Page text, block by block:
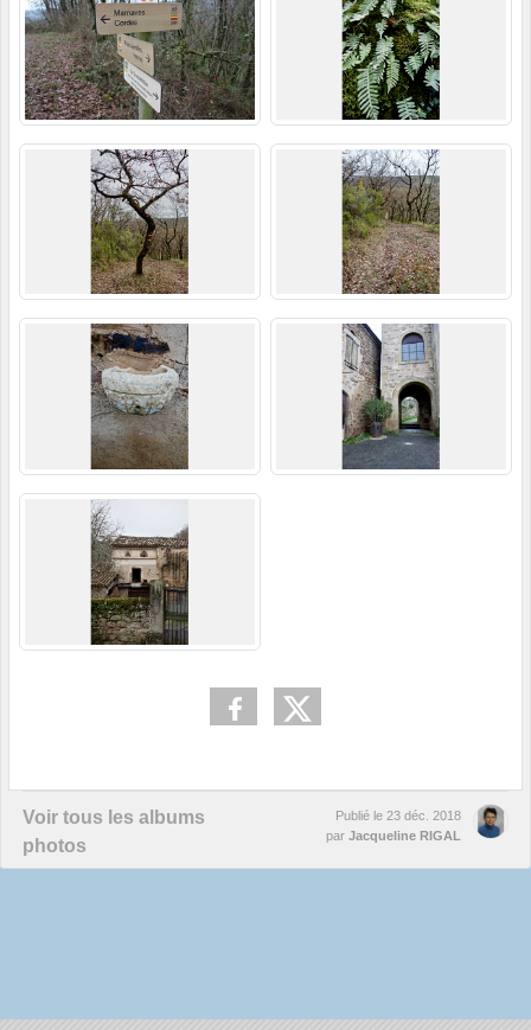
Voir tous les albums
photos
Publié le 23 déc. 2018
par Jacqueline RIGAL